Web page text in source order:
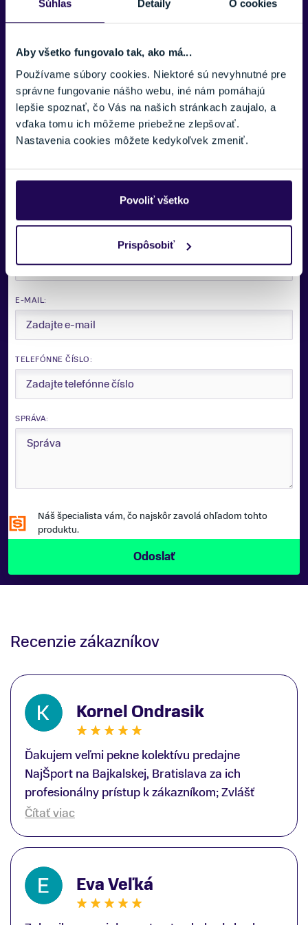
Súhlas Detaily O cookies
Aby všetko fungovalo tak, ako má...
Používame súbory cookies. Niektoré sú nevyhnutné pre
správne fungovanie nášho webu, iné nám pomáhajú
lepšie spoznať, čo Vás na našich stránkach zaujalo, a
vďaka tomu ich môžeme priebežne zlepšovať.
Nastavenia cookies môžete kedykoľvek zmeniť.
Povoliť všetko
Prispôsobiť
Typ spony
Spona Fidlock
Hmotnosť
289g
Bezpečnostný systém
Európska norma CE EN1078
Potrebujete viac informácii? Sme tu
E-MAIL:
TELEFÓNNE ČÍSLO:
SPRÁVA:
Náš špecialista vám, čo najskôr zavolá ohľadom tohto
produktu.
Recenzie zákazníkov
Kornel Ondrasik
Ďakujem veľmi pekne kolektívu predajne
NajŠport na Bajkalskej, Bratislava za ich
profesionálny prístup k zákazníkom; Zvlášť
ďakujem špecialistovi Martinovi Gunišovi za
lyžiarskej obuvi, ako aj prilby.. všetko značka
Atomic; Pán Martin Guniš mi svojou
odbornosťou otvoril nové obzory a dozvedel
som sa, vďaka jeho profesionálnemu prístupu k
Čítať viac
Eva Veľká